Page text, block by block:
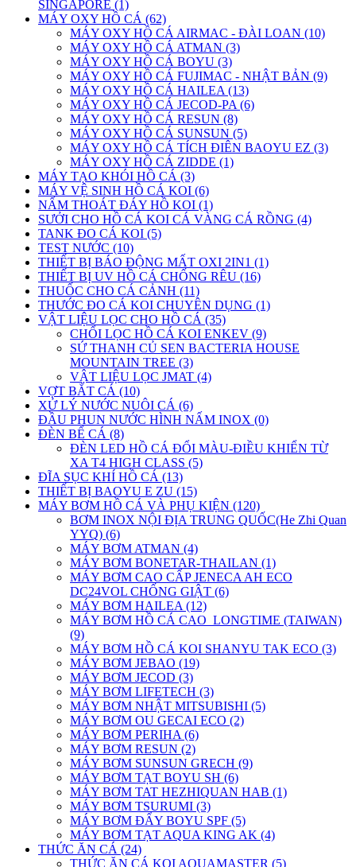
SINGAPORE (1)
MÁY OXY HỒ CÁ (62)
MÁY OXY HỒ CÁ AIRMAC - ĐÀI LOAN (10)
MÁY OXY HỒ CÁ ATMAN (3)
MÁY OXY HỒ CÁ BOYU (3)
MÁY OXY HỒ CÁ FUJIMAC - NHẬT BẢN (9)
MÁY OXY HỒ CÁ HAILEA (13)
MÁY OXY HỒ CÁ JECOD-PA (6)
MÁY OXY HỒ CÁ RESUN (8)
MÁY OXY HỒ CÁ SUNSUN (5)
MÁY OXY HỒ CÁ TÍCH ĐIÊN BAOYU EZ (3)
MÁY OXY HỒ CÁ ZIDDE (1)
MÁY TẠO KHÓI HỒ CÁ (3)
MÁY VỆ SINH HỒ CÁ KOI (6)
NẤM THOÁT ĐÁY HỒ KOI (1)
SƯỞI CHO HỒ CÁ KOI CÁ VÀNG CÁ RỒNG (4)
TANK ĐO CÁ KOI (5)
TEST NƯỚC (10)
THIẾT BỊ BÁO ĐỘNG MẤT OXI 2IN1 (1)
THIẾT BỊ UV HỒ CÁ CHỐNG RÊU (16)
THUỐC CHO CÁ CẢNH (11)
THƯỚC ĐO CÁ KOI CHUYÊN DỤNG (1)
VẬT LIỆU LỌC CHO HỒ CÁ (35)
CHỔI LỌC HỒ CÁ KOI ENKEV (9)
SỨ THANH CỦ SEN BACTERIA HOUSE
MOUNTAIN TREE (3)
VẬT LIỆU LỌC JMAT (4)
VỢT BẮT CÁ (10)
XỬ LÝ NƯỚC NUÔI CÁ (6)
ĐẦU PHUN NƯỚC HÌNH NẤM INOX (0)
ĐÈN BỂ CÁ (8)
ĐÈN LED HỒ CÁ ĐỔI MÀU-ĐIỀU KHIỂN TỪ
XA T4 HIGH CLASS (5)
ĐĨA SỤC KHÍ HỒ CÁ (13)
THIẾT BỊ BAOYU E ZU (15)
MÁY BƠM HỒ CÁ VÀ PHỤ KIỆN (120)
BƠM INOX NỘI ĐỊA TRUNG QUỐC(He Zhi Quan
YYQ) (6)
MÁY BƠM ATMAN (4)
MÁY BƠM BONETAR-THAILAN (1)
MÁY BƠM CAO CẤP JENECA AH ECO
DC24VOL CHỐNG GIẬT (6)
MÁY BƠM HAILEA (12)
MÁY BƠM HỒ CÁ CAO_LONGTIME (TAIWAN)
(9)
MÁY BƠM HỒ CÁ KOI SHANYU TAK ECO (3)
MÁY BƠM JEBAO (19)
MÁY BƠM JECOD (3)
MÁY BƠM LIFETECH (3)
MÁY BƠM NHẬT MITSUBISHI (5)
MÁY BƠM OU GECAI ECO (2)
MÁY BƠM PERIHA (6)
MÁY BƠM RESUN (2)
MÁY BƠM SUNSUN GRECH (9)
MÁY BƠM TẠT BOYU SH (6)
MÁY BƠM TAT HEZHIQUAN HAB (1)
MÁY BƠM TSURUMI (3)
MÁY BƠM ĐẨY BOYU SPF (5)
MÁY BƠM TẠT AQUA KING AK (4)
THỨC ĂN CÁ (24)
THỨC ĂN CÁ KOI AQUAMASTER (5)